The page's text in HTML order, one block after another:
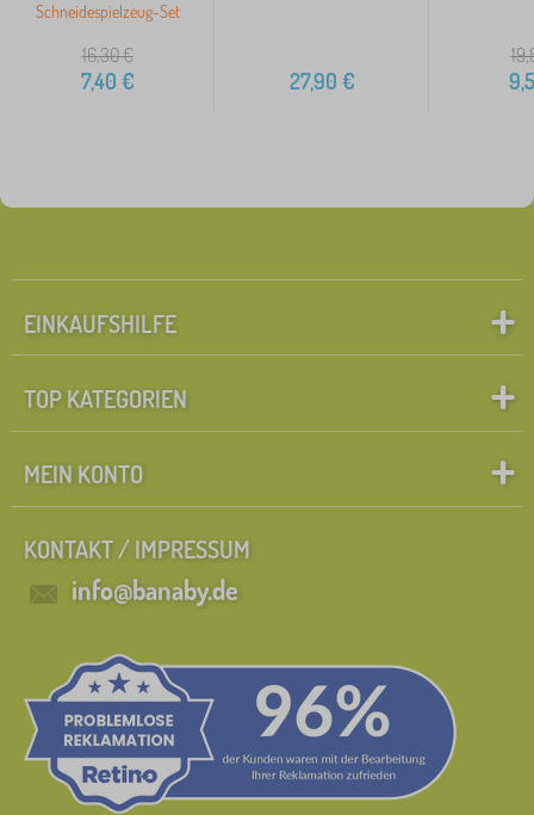
Schneidespielzeug-Set
16,30€
7,40 € 27,90 €
EINKAUFSHILFE
TOP KATEGORIEN
MEIN KONTO
KONTAKT / IMPRESSUM
info@banaby.de